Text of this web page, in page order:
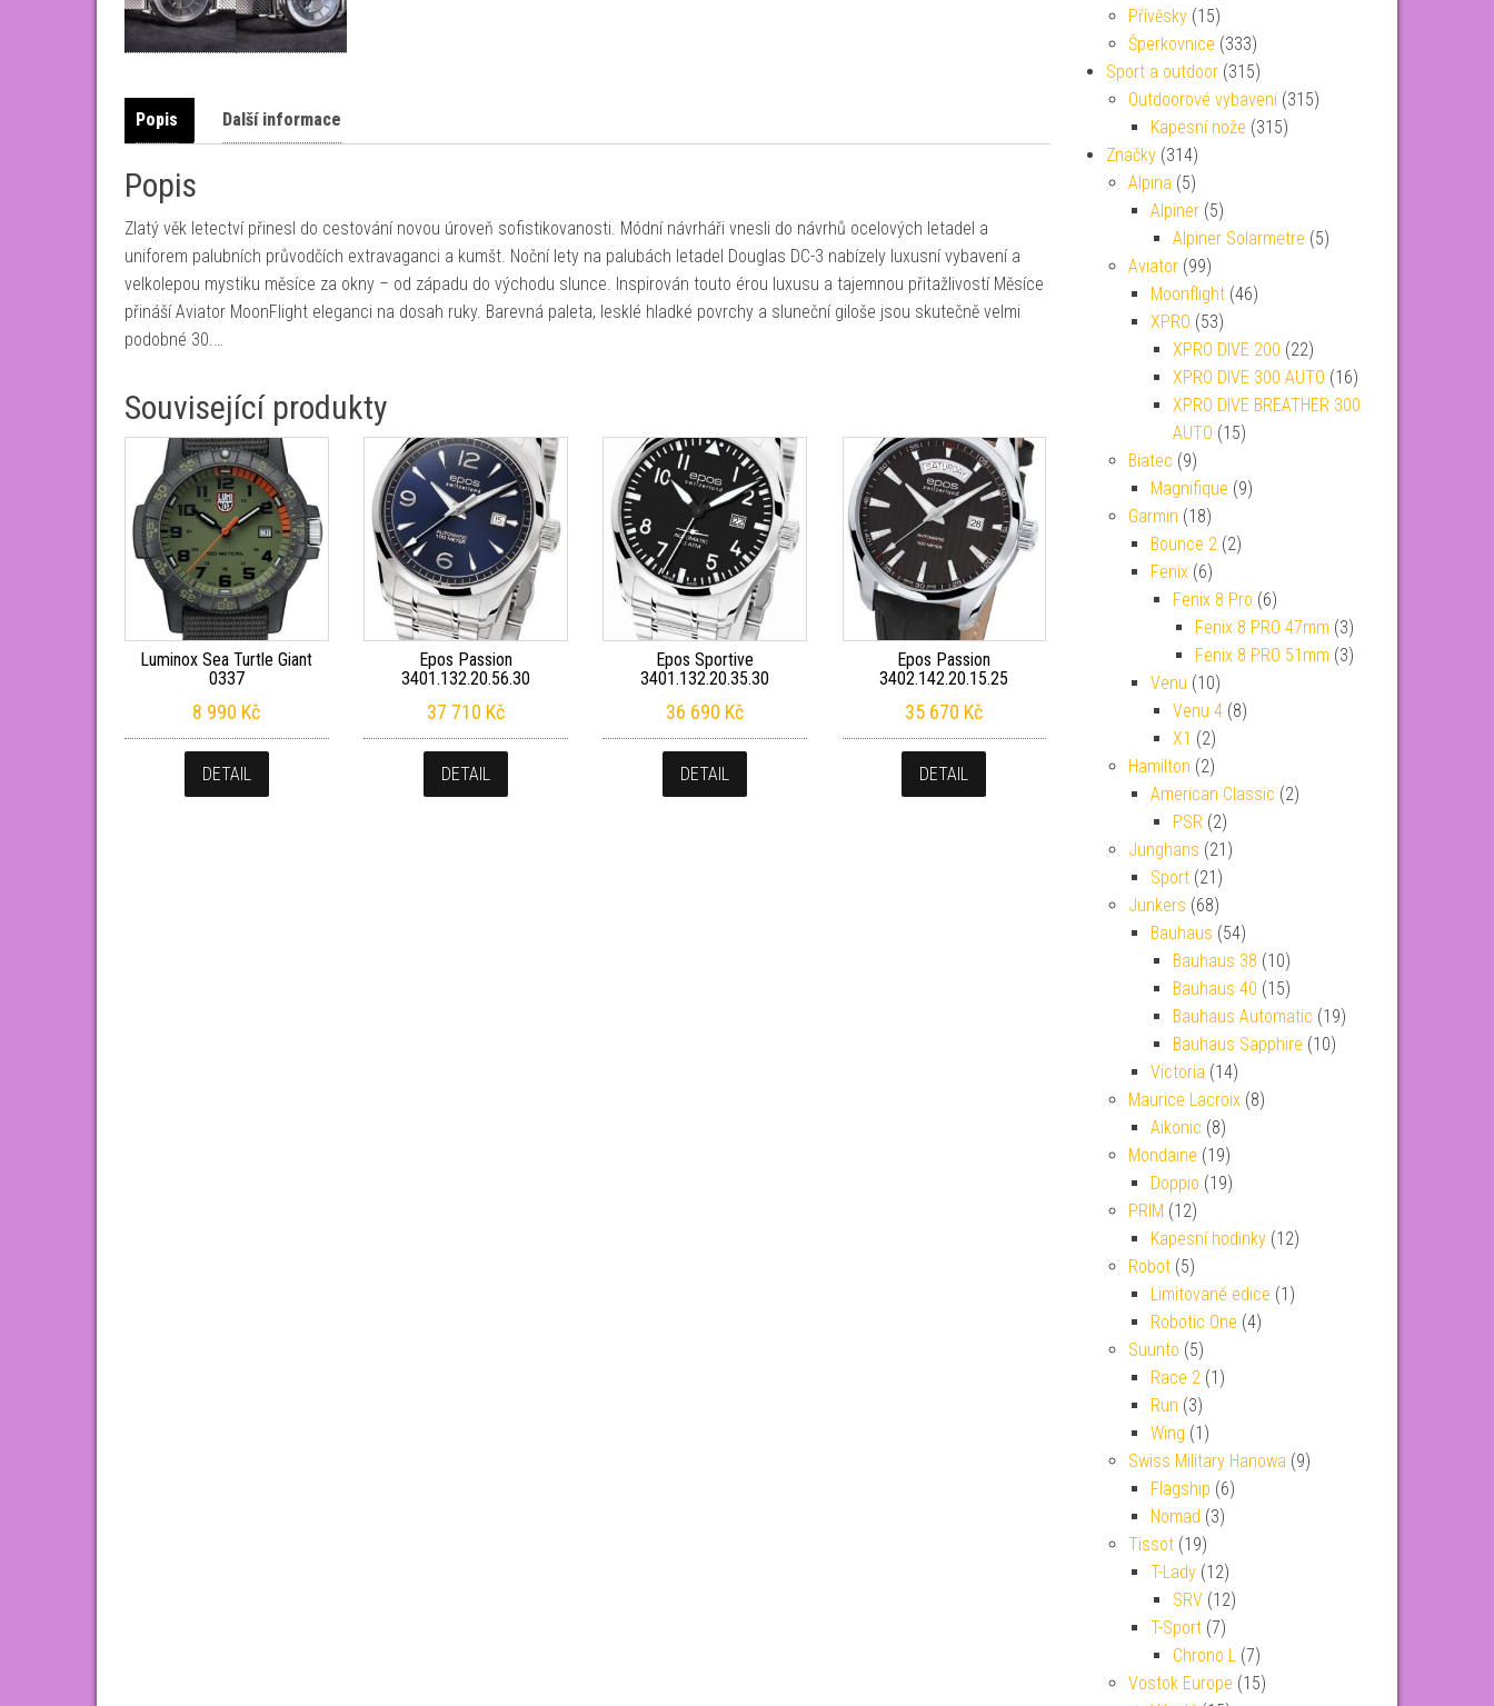
Popis Další informace
Popis
Zlatý věk letectví přinesl do cestování novou úroveň sofistikovanosti. Módní návrháři vnesli do návrhů ocelových letadel a
uniforem palubních průvodčích extravaganci a kumšt. Noční lety na palubách letadel Douglas DC-3 nabízely luxusní vybavení a
velkolepou mystiku měsíce za okny – od západu do východu slunce. Inspirován touto érou luxusu a tajemnou přitažlivostí Měsíce
přináší Aviator MoonFlight eleganci na dosah ruky. Barevná paleta, lesklé hladké povrchy a sluneční giloše jsou skutečně velmi
podobné 30.…
Související produkty
Luminox Sea Turtle Giant
0337
8 990 Kč
DETAIL
Epos Passion
3401.132.20.56.30
37 710 Kč
DETAIL
Epos Sportive
3401.132.20.35.30
36 690 Kč
DETAIL
Epos Passion
3402.142.20.15.25
35 670 Kč
DETAIL
Přívěsky (15)
Šperkovnice (333)
Sport a outdoor (315)
Outdoorové vybavení (315)
Kapesní nože (315)
Značky (314)
Alpina (5)
Alpiner (5)
Alpiner Solarmetre (5)
Aviator (99)
Moonflight (46)
XPRO (53)
XPRO DIVE 200 (22)
XPRO DIVE 300 AUTO (16)
XPRO DIVE BREATHER 300
AUTO (15)
Biatec (9)
Magnifique (9)
Garmin (18)
Bounce 2 (2)
Fenix (6)
Fenix 8 Pro (6)
Fenix 8 PRO 47mm (3)
Fenix 8 PRO 51mm (3)
Venu (10)
Venu 4 (8)
X1 (2)
Hamilton (2)
American Classic (2)
PSR (2)
Junghans (21)
Sport (21)
Junkers (68)
Bauhaus (54)
Bauhaus 38 (10)
Bauhaus 40 (15)
Bauhaus Automatic (19)
Bauhaus Sapphire (10)
Victoria (14)
Maurice Lacroix (8)
Aikonic (8)
Mondaine (19)
Doppio (19)
PRIM (12)
Kapesní hodinky (12)
Robot (5)
Limitované edice (1)
Robotic One (4)
Suunto (5)
Race 2 (1)
Run (3)
Wing (1)
Swiss Military Hanowa (9)
Flagship (6)
Nomad (3)
Tissot (19)
T-Lady (12)
SRV (12)
T-Sport (7)
Chrono L (7)
Vostok Europe (15)